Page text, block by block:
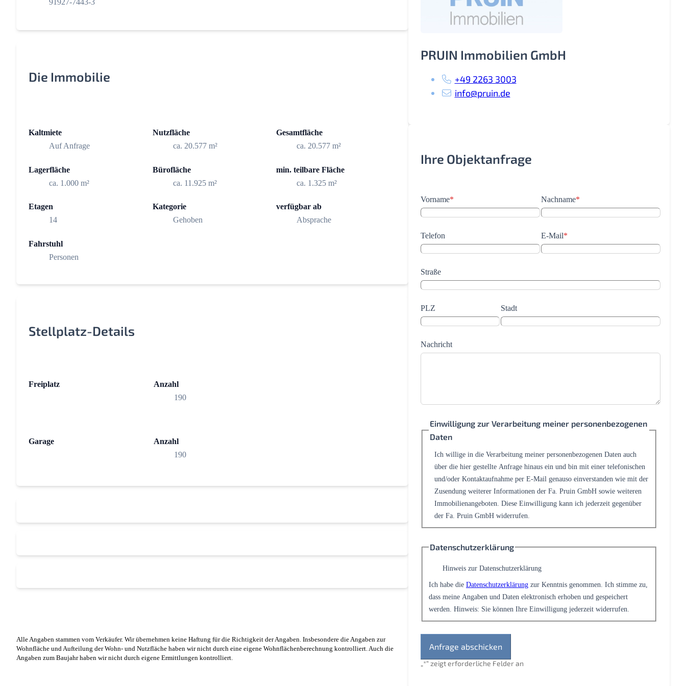
91927-7443-3
Die Immobilie
Kaltmiete
Auf Anfrage
Nutzfläche
ca. 20.577 m²
Gesamtfläche
ca. 20.577 m²
Lagerfläche
ca. 1.000 m²
Bürofläche
ca. 11.925 m²
min. teilbare Fläche
ca. 1.325 m²
Etagen
14
Kategorie
Gehoben
verfügbar ab
Absprache
Fahrstuhl
Personen
Stellplatz-Details
Freiplatz
Anzahl
190
Garage
Anzahl
190
Alle Angaben stammen vom Verkäufer. Wir übernehmen keine Haftung für die Richtigkeit der Angaben. Insbesondere die Angaben zur
Wohnfläche und Aufteilung der Wohn- und Nutzfläche haben wir nicht durch eine eigene Wohnflächenberechnung kontrolliert. Auch die
Angaben zum Baujahr haben wir nicht durch eigene Ermittlungen kontrolliert.
PRUIN Immobilien GmbH
+49 2263 3003
info@pruin.de
Ihre Objektanfrage
„*“ zeigt erforderliche Felder an
Vorname* Nachname*
Telefon E-Mail*
Straße
PLZ Stadt
Nachricht
Einwilligung zur Verarbeitung meiner personenbezogenen
Daten
Ich willige in die Verarbeitung meiner personenbezogenen Daten auch
über die hier gestellte Anfrage hinaus ein und bin mit einer telefonischen
und/oder Kontaktaufnahme per E-Mail genauso einverstanden wie mit der
Zusendung weiterer Informationen der Fa. Pruin GmbH sowie weiteren
Immobilienangeboten. Diese Einwilligung kann ich jederzeit gegenüber
der Fa. Pruin GmbH widerrufen.
Datenschutzerklärung
Hinweis zur Datenschutzerklärung
Ich habe die Datenschutzerklärung zur Kenntnis genommen. Ich stimme zu,
dass meine Angaben und Daten elektronisch erhoben und gespeichert
werden. Hinweis: Sie können Ihre Einwilligung jederzeit widerrufen.